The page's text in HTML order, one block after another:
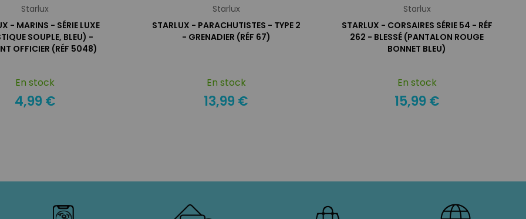
Starlux
- MARINS - SÉRIE LUXE
SOUPLE, BLEU) -
OFFICIER (RÉF 5048)
En stock
4,99 €
Starlux
STARLUX - PARACHUTISTES - TYPE 2
- GRENADIER (RÉF 67)
En stock
13,99 €
Starlux
STARLUX - CORSAIRES SÉRIE 54 - RÉF
262 - BLESSÉ (PANTALON ROUGE
BONNET BLEU)
En stock
15,99 €